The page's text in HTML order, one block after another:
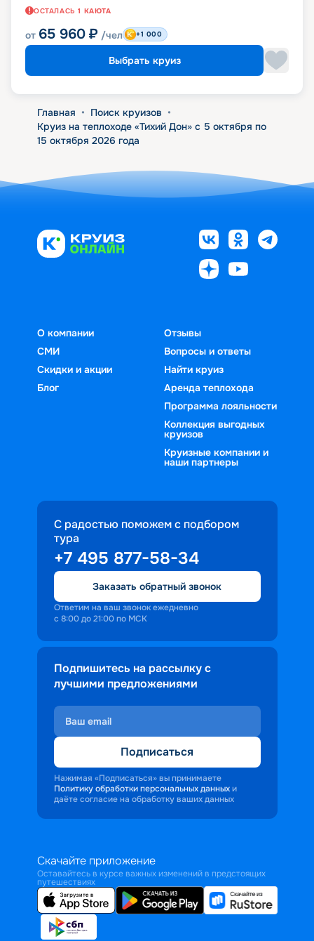
ОСТАЛАСЬ 1 КАЮТА
от 65 960 ₽ /чел +1 000
Выбрать круиз
Главная • Поиск круизов •
Круиз на теплоходе «Тихий Дон» с 5 октября по
15 октября 2026 года
О компании
СМИ
Скидки и акции
Блог
Отзывы
Вопросы и ответы
Найти круиз
Аренда теплохода
Программа лояльности
Коллекция выгодных
круизов
Круизные компании и
наши партнеры
С радостью поможем с подбором
тура
+7 495 877-58-34
Заказать обратный звонок
Ответим на ваш звонок ежедневно
с 8:00 до 21:00 по МСК
Подпишитесь на рассылку с
лучшими предложениями
Подписаться
Нажимая «Подписаться» вы принимаете
Политику обработки персональных данных и
даёте согласие на обработку ваших данных
Скачайте приложение
Оставайтесь в курсе важных изменений в предстоящих
путешествиях